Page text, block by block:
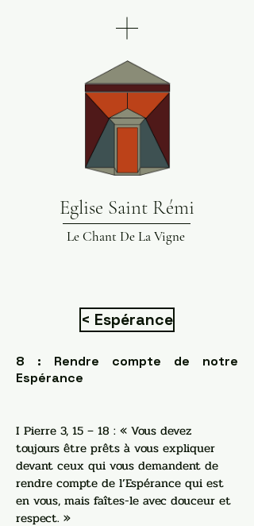
Eglise Saint Rémi
Le Chant De La Vigne
< Espérance
8 : Rendre compte de notre
Espérance
I Pierre 3, 15 – 18 : « Vous devez
toujours être prêts à vous expliquer
devant ceux qui vous demandent de
rendre compte de l’Espérance qui est
en vous, mais faîtes-le avec douceur et
respect. »